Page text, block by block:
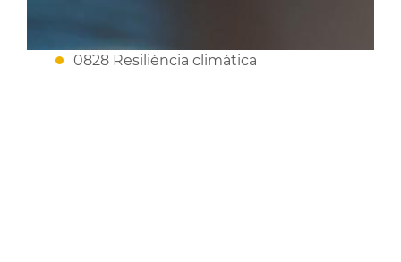
0828 Resiliència climàtica